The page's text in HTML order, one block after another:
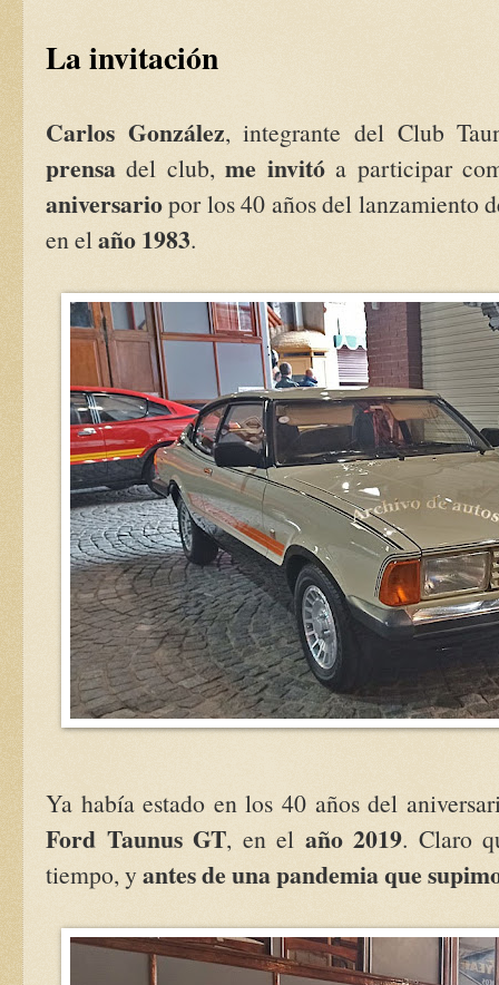
La invitación
Carlos González, integrante del Club
prensa del club,me invitóa participar
aniversariopor los 40 años del lanzamiento
en elaño 1983.
Ya había estado en los 40 años del
Ford Taunus GT, en el año 2019. Claro
tiempo, y antes de una pandemia que